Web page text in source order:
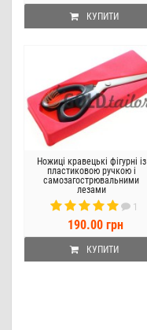
КУПИТИ
Ножиці кравецькі фігурні із
пластиковою ручкою і
самозагострювальними
лезами
1
190.00 грн
КУПИТИ